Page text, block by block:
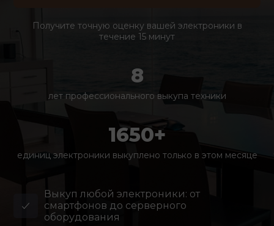
Получите точную оценку вашей электроники в
течение 15 минут
8
лет профессионального выкупа техники
1650+
единиц электроники выкуплено только в этом месяце
Выкуп любой электроники: от
смартфонов до серверного
оборудования